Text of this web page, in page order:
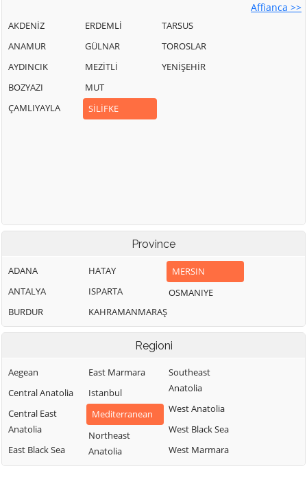
Affianca >>
AKDENİZ
ANAMUR
AYDINCIK
BOZYAZI
ÇAMLIYAYLA
ERDEMLİ
GÜLNAR
MEZİTLİ
MUT
SİLİFKE
TARSUS
TOROSLAR
YENİŞEHİR
Province
ADANA
ANTALYA
BURDUR
HATAY
ISPARTA
KAHRAMANMARAŞ
MERSIN
OSMANIYE
Regioni
Aegean
Central Anatolia
Central East
Anatolia
East Black Sea
East Marmara
Istanbul
Mediterranean
Northeast
Anatolia
Southeast
Anatolia
West Anatolia
West Black Sea
West Marmara